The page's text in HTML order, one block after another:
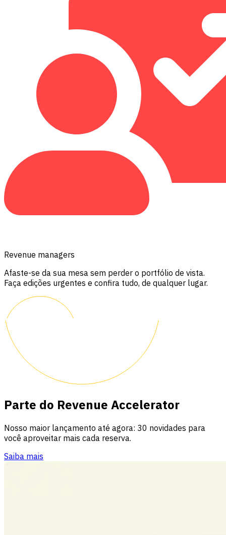
Revenue managers
Afaste-se da sua mesa sem perder o portfólio de vista.
Faça edições urgentes e confira tudo, de qualquer lugar.
Parte do Revenue Accelerator
Nosso maior lançamento até agora: 30 novidades para
você aproveitar mais cada reserva.
Saiba mais